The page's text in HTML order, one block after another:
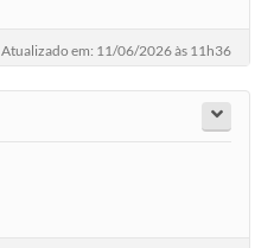
Atualizado em: 11/06/2026 às 11h36